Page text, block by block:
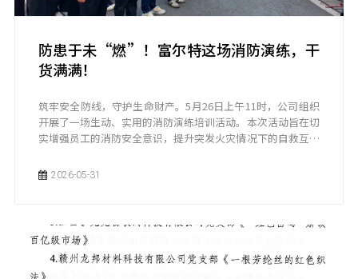
防患于未“燃”！富尔特这场消防演练，干
货满满！
筑牢安全防线，守护生命财产。5月26日上午11时，公司组织
开展了一场生动、实用的消防演练培训活动。本次活动旨在切
实增强员工的消防安全意识，提升突发火灾情况下的自救互救
习、灭火器与消防栓使用、消防常识三大板块。
2026-05-31